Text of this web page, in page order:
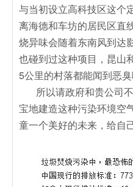
与当初设立高科技区这个
离海德和车坊的居民区直
烧异味会随着东南风到达
也碰到过这种项目，昆山
5公里的村落都能闻到恶臭
所以请政府和贵公司不
宝地建造这种污染环境空
童一个美好的未来，给自